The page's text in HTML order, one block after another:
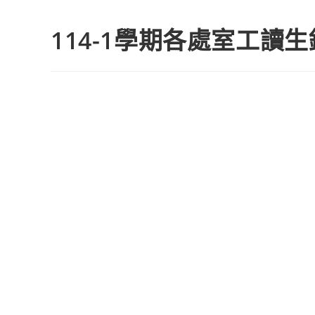
114-1學期各處室工讀